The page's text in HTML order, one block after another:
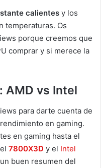
calientes y los
temperaturas. Os
porque creemos que
comprar y si merece la
AMD vs Intel
para darte cuenta de
en gaming.
en gaming hasta el
7800X3D y el Intel
buen resumen del